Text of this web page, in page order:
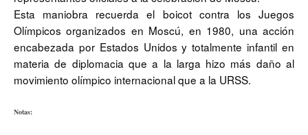
Esta maniobra recuerda el boicot contra los Juegos
Olímpicos organizados en Moscú, en 1980, una acción
encabezada por Estados Unidos y totalmente infantil en
materia de diplomacia que a la larga hizo más daño al
movimiento olímpico internacional que a la URSS.
Notas: